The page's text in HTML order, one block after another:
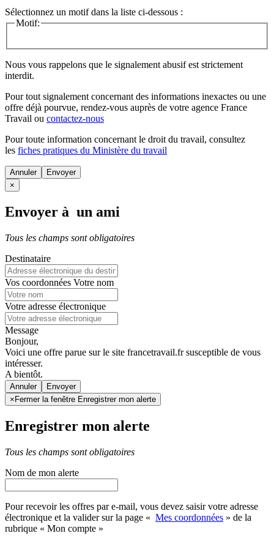
Sélectionnez un motif dans la liste ci-dessous :
Motif:
Nous vous rappelons que le signalement abusif est strictement
interdit.
Pour tout signalement concernant des informations inexactes ou une
offre déjà pourvue, rendez-vous auprès de votre agence France
Travail ou contactez-nous
Pour toute information concernant le droit du travail, consultez
les fiches pratiques du Ministère du travail
Annuler
×
Envoyer à un ami
Tous les champs sont obligatoires
Destinataire
Vos coordonnées Votre nom
Votre adresse électronique
Message
Bonjour,
Voici une offre parue sur le site francetravail.fr susceptible de vous
intéresser.
A bientôt.
Annuler
× Fermer la fenêtre Enregistrer mon alerte
Enregistrer mon alerte
Tous les champs sont obligatoires
Nom de mon alerte
Pour recevoir les offres par e-mail, vous devez saisir votre adresse
électronique et la valider sur la page « Mes coordonnées » de la
rubrique « Mon compte »